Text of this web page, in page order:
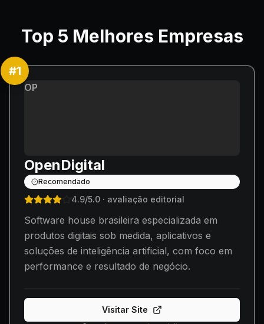
Top 5 Melhores Empresas
#1
OP
OpenDigital
Recomendado
4.9/5.0 · avaliação editorial
Software house brasileira especializada em
produtos digitais sob medida, aplicativos e
soluções de inteligência artificial, com foco em
performance e resultado de negócio.
Visitar Site